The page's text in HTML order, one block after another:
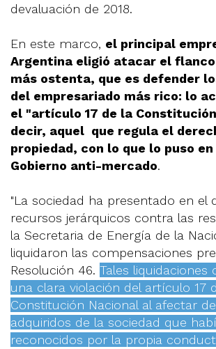
devaluación de 2018.
En este marco, el principal
Argentina eligió atacar el
más ostenta, que es defender
del empresariado más rico: lo
el "artículo 17 de la
decir, aquel que regula el
propiedad, con lo que lo puso
Gobierno anti-mercado.
"La sociedad ha presentado en el
recursos jerárquicos contra las
la Secretaria de Energía de la
liquidaron las compensaciones
Resolución 46. Tales liquidaciones
una clara violación del artículo 17
Constitución Nacional al afectar
adquiridos de la sociedad que
reconocidos por la propia